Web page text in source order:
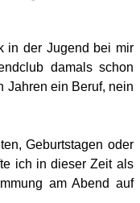
in der Jugend bei mir
damals schon
Jahren ein Beruf, nein
Geburtstagen oder
ich in dieser Zeit als
am Abend auf